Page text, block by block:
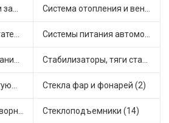
Свечи накаливания и зажигания (42) Система отопления и вентиляции (39)
Система смазки двигателя (7) Системы питания автомобиля (20)
Средства от запотевания и размораживатели стекла (1) Стабилизаторы, тяги стабилизатора, стойки стабилиз (26)
Стартеры и комплектующие (47) Стекла фар и фонарей (2)
Стеклоочистители, дворники (1) Стеклоподъемники (14)